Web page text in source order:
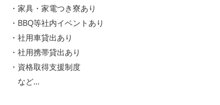
・家具・家電つき寮あり
・BBQ等社内イベントあり
・社用車貸出あり
・社用携帯貸出あり
・資格取得支援制度
など…